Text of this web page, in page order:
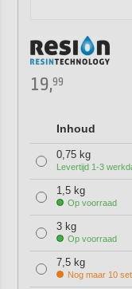
19,99
Inhoud
0,75 kg
Levertijd 1-3
1,5 kg
Op voorraad
3 kg
Op voorraad
7,5 kg
Nog maar 10